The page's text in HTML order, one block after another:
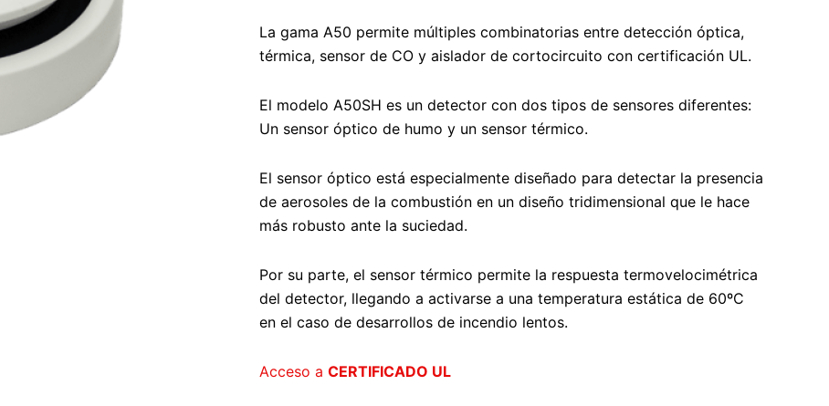
La gama A50 permite múltiples combinatorias entre detección óptica,
térmica, sensor de CO y aislador de cortocircuito con certificación UL.
El modelo A50SH es un detector con dos tipos de sensores diferentes:
Un sensor óptico de humo y un sensor térmico.
El sensor óptico está especialmente diseñado para detectar la presencia
de aerosoles de la combustión en un diseño tridimensional que le hace
más robusto ante la suciedad.
Por su parte, el sensor térmico permite la respuesta termovelocimétrica
del detector, llegando a activarse a una temperatura estática de 60ºC
en el caso de desarrollos de incendio lentos.
Acceso a CERTIFICADO UL